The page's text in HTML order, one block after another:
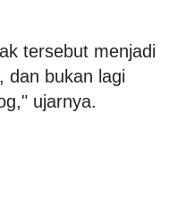
tersebut menjadi
dan bukan lagi
ujarnya.